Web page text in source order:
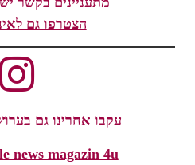
הצטרפו גם
עקבו אחרינו גם
news magazin 4u